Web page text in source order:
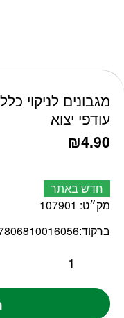
חדש באתר
עודפי יצוא
₪4.90
מק״ט: 107901
ברקוד:
כמות מגבונים לניקוי כללי בריח לימון